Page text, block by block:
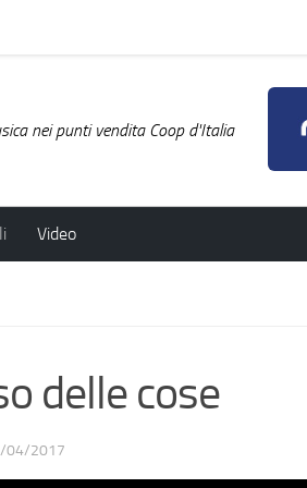
nei punti vendita Coop d'Italia
Video
delle cose
04/2017